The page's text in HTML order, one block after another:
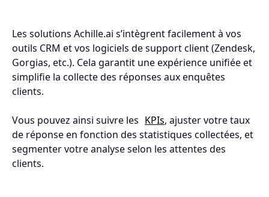
Les solutions Achille.ai s’intègrent facilement à vos
outils CRM et vos logiciels de support client (Zendesk,
Gorgias, etc.). Cela garantit une expérience unifiée et
simplifie la collecte des réponses aux enquêtes
clients.
Vous pouvez ainsi suivre les KPIs, ajuster votre taux
de réponse en fonction des statistiques collectées, et
segmenter votre analyse selon les attentes des
clients.